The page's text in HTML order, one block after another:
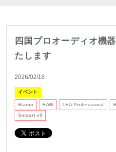
NEWS
新着情報
REPAIR
REQUEST
修理依頼
AV
四国プロオーディオ機
たします
2026/02/18
イベント
Biamp EAW LEA Professional
Smaart v9